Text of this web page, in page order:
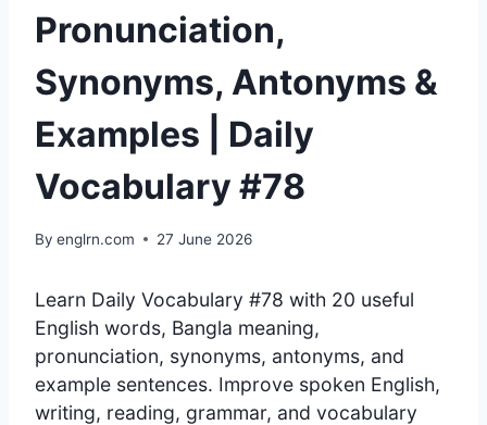
Pronunciation,
Synonyms, Antonyms &
Examples | Daily
Vocabulary #78
By englrn.com 27 June 2026
Learn Daily Vocabulary #78 with 20 useful
English words, Bangla meaning,
pronunciation, synonyms, antonyms, and
example sentences. Improve spoken English,
writing, reading, grammar, and vocabulary